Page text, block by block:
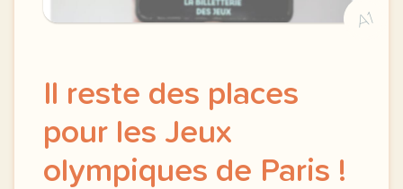
A1
Il reste des places
pour les Jeux
olympiques de Paris !